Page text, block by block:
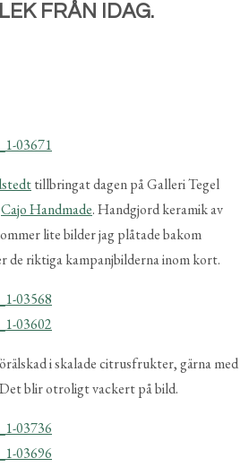
FRÅN IDAG.
tillbringat dagen på Galleri Tegel
Cajo Handmade. Handgjord keramik av
lite bilder jag plåtade bakom
de riktiga kampanjbilderna inom kort.
i skalade citrusfrukter, gärna med
blir otroligt vackert på bild.